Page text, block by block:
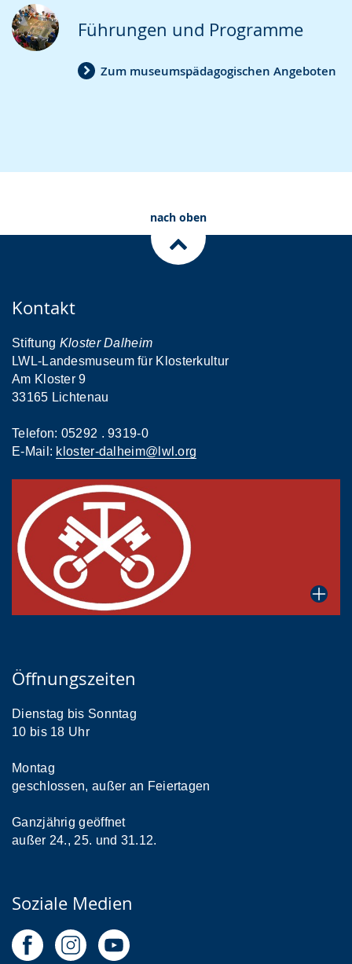
Führungen und Programme
Zum museumspädagogischen Angeboten
nach oben
Kontakt
Stiftung Kloster Dalheim
LWL-Landesmuseum für Klosterkultur
Am Kloster 9
33165 Lichtenau
Telefon: 05292 . 9319-0
E-Mail: kloster-dalheim@lwl.org
Öffnungszeiten
Dienstag bis Sonntag
10 bis 18 Uhr
Montag
geschlossen, außer an Feiertagen
Ganzjährig geöffnet
außer 24., 25. und 31.12.
Soziale Medien